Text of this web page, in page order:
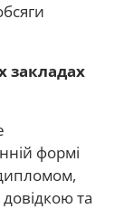
закладах
формі
та